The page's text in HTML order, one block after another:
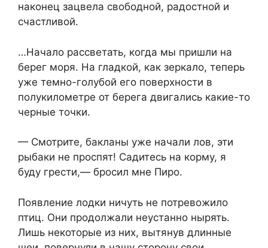
наконец зацвела свободной, радостной и
счастливой.
…Начало рассветать, когда мы пришли на
берег моря. На гладкой, как зеркало, теперь
уже темно-голубой его поверхности в
полукилометре от берега двигались какие-то
черные точки.
— Смотрите, бакланы уже начали лов, эти
рыбаки не проспят! Садитесь на корму, я
буду грести,— бросил мне Пиро.
Появление лодки ничуть не потревожило
птиц. Они продолжали неустанно нырять.
Лишь некоторые из них, вытянув длинные